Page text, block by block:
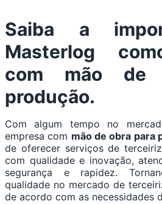
Saiba a
Masterlog
com mão de
produção.
Com algum tempo no
empresa com mão de obra para
de oferecer serviços de
com qualidade e inovação,
segurança e rapidez.
qualidade no mercado de
de acordo com as necessidades